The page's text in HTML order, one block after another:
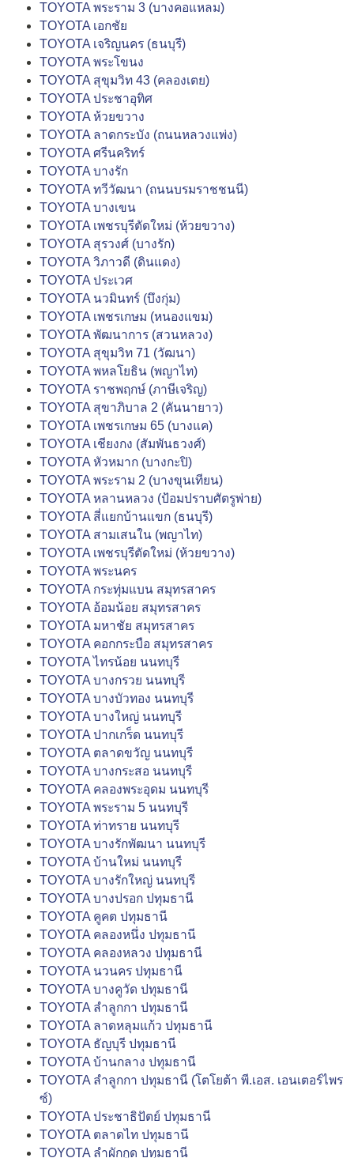
TOYOTA พระราม 3 (บางคอแหลม)
TOYOTA เอกชัย
TOYOTA เจริญนคร (ธนบุรี)
TOYOTA พระโขนง
TOYOTA สุขุมวิท 43 (คลองเตย)
TOYOTA ประชาอุทิศ
TOYOTA ห้วยขวาง
TOYOTA ลาดกระบัง (ถนนหลวงแพ่ง)
TOYOTA ศรีนคริทร์
TOYOTA บางรัก
TOYOTA ทวีวัฒนา (ถนนบรมราชชนนี)
TOYOTA บางเขน
TOYOTA เพชรบุรีตัดใหม่ (ห้วยขวาง)
TOYOTA สุรวงศ์ (บางรัก)
TOYOTA วิภาวดี (ดินแดง)
TOYOTA ประเวศ
TOYOTA นวมินทร์ (บึงกุ่ม)
TOYOTA เพชรเกษม (หนองแขม)
TOYOTA พัฒนาการ (สวนหลวง)
TOYOTA สุขุมวิท 71 (วัฒนา)
TOYOTA พหลโยธิน (พญาไท)
TOYOTA ราชพฤกษ์ (ภาษีเจริญ)
TOYOTA สุขาภิบาล 2 (คันนายาว)
TOYOTA เพชรเกษม 65 (บางแค)
TOYOTA เชียงกง (สัมพันธวงศ์)
TOYOTA หัวหมาก (บางกะปิ)
TOYOTA พระราม 2 (บางขุนเทียน)
TOYOTA หลานหลวง (ป้อมปราบศัตรูพ่าย)
TOYOTA สี่แยกบ้านแขก (ธนบุรี)
TOYOTA สามเสนใน (พญาไท)
TOYOTA เพชรบุรีตัดใหม่ (ห้วยขวาง)
TOYOTA พระนคร
TOYOTA กระทุ่มแบน สมุทรสาคร
TOYOTA อ้อมน้อย สมุทรสาคร
TOYOTA มหาชัย สมุทรสาคร
TOYOTA คอกกระบือ สมุทรสาคร
TOYOTA ไทรน้อย นนทบุรี
TOYOTA บางกรวย นนทบุรี
TOYOTA บางบัวทอง นนทบุรี
TOYOTA บางใหญ่ นนทบุรี
TOYOTA ปากเกร็ด นนทบุรี
TOYOTA ตลาดขวัญ นนทบุรี
TOYOTA บางกระสอ นนทบุรี
TOYOTA คลองพระอุดม นนทบุรี
TOYOTA พระราม 5 นนทบุรี
TOYOTA ท่าทราย นนทบุรี
TOYOTA บางรักพัฒนา นนทบุรี
TOYOTA บ้านใหม่ นนทบุรี
TOYOTA บางรักใหญ่ นนทบุรี
TOYOTA บางปรอก ปทุมธานี
TOYOTA คูคต ปทุมธานี
TOYOTA คลองหนึ่ง ปทุมธานี
TOYOTA คลองหลวง ปทุมธานี
TOYOTA นวนคร ปทุมธานี
TOYOTA บางคูวัด ปทุมธานี
TOYOTA ลำลูกกา ปทุมธานี
TOYOTA ลาดหลุมแก้ว ปทุมธานี
TOYOTA ธัญบุรี ปทุมธานี
TOYOTA บ้านกลาง ปทุมธานี
TOYOTA ลำลูกกา ปทุมธานี (โตโยต้า พี.เอส. เอนเตอร์ไพร
ซ์)
TOYOTA ประชาธิปัตย์ ปทุมธานี
TOYOTA ตลาดไท ปทุมธานี
TOYOTA ลำผักกูด ปทุมธานี